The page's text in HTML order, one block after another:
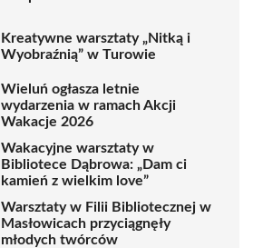
Kreatywne warsztaty „Nitką i
Wyobraźnią” w Turowie
Wieluń ogłasza letnie
wydarzenia w ramach Akcji
Wakacje 2026
Wakacyjne warsztaty w
Bibliotece Dąbrowa: „Dam ci
kamień z wielkim love”
Warsztaty w Filii Bibliotecznej w
Masłowicach przyciągnęły
młodych twórców